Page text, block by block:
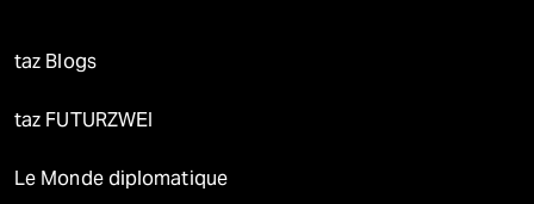
taz Blogs
taz FUTURZWEI
Le Monde diplomatique